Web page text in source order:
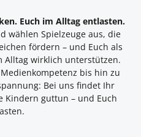
Euch im Alltag entlasten.
wählen Spielzeuge aus, die
fördern – und Euch als
Alltag wirklich unterstützen.
bis hin zu
Bei uns findet Ihr
Kindern guttun – und Euch